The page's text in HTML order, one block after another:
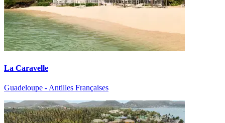
La Caravelle
Guadeloupe - Antilles Françaises